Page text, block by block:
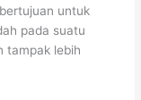
untuk
pada suatu
tampak lebih